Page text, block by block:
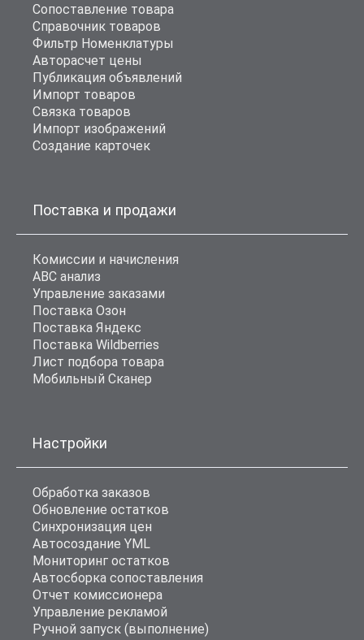
Сопоставление товара
Справочник товаров
Фильтр Номенклатуры
Авторасчет цены
Публикация объявлений
Импорт товаров
Связка товаров
Импорт изображений
Создание карточек
Поставка и продажи
Комиссии и начисления
ABC анализ
Управление заказами
Поставка Озон
Поставка Яндекс
Поставка Wildberries
Лист подбора товара
Мобильный Сканер
Настройки
Обработка заказов
Обновление остатков
Синхронизация цен
Автосоздание YML
Мониторинг остатков
Автосборка сопоставления
Отчет комиссионера
Управление рекламой
Ручной запуск (выполнение)